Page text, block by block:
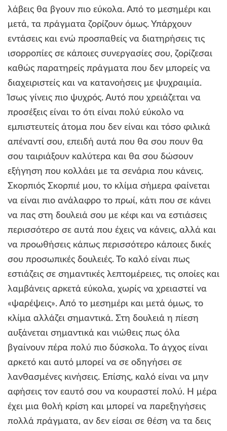
λάβεις θα βγουν πιο εύκολα. Από το μεσημέρι και
μετά, τα πράγματα ζορίζουν όμως. Υπάρχουν
εντάσεις και ενώ προσπαθείς να διατηρήσεις τις
ισορροπίες σε κάποιες συνεργασίες σου, ζορίζεσαι
καθώς παρατηρείς πράγματα που δεν μπορείς να
διαχειριστείς και να κατανοήσεις με ψυχραιμία.
Ίσως γίνεις πιο ψυχρός. Αυτό που χρειάζεται να
προσέξεις είναι το ότι είναι πολύ εύκολο να
εμπιστευτείς άτομα που δεν είναι και τόσο φιλικά
απέναντί σου, επειδή αυτά που θα σου πουν θα
σου ταιριάξουν καλύτερα και θα σου δώσουν
εξήγηση που κολλάει με τα σενάρια που κάνεις.
Σκορπιός Σκορπιέ μου, το κλίμα σήμερα φαίνεται
να είναι πιο ανάλαφρο το πρωί, κάτι που σε κάνει
να πας στη δουλειά σου με κέφι και να εστιάσεις
περισσότερο σε αυτά που έχεις να κάνεις, αλλά και
να προωθήσεις κάπως περισσότερο κάποιες δικές
σου προσωπικές δουλειές. Το καλό είναι πως
εστιάζεις σε σημαντικές λεπτομέρειες, τις οποίες και
λαμβάνεις αρκετά εύκολα, χωρίς να χρειαστεί να
«ψαρέψεις». Από το μεσημέρι και μετά όμως, το
κλίμα αλλάζει σημαντικά. Στη δουλειά η πίεση
αυξάνεται σημαντικά και νιώθεις πως όλα
βγαίνουν πέρα πολύ πιο δύσκολα. Το άγχος είναι
αρκετό και αυτό μπορεί να σε οδηγήσει σε
λανθασμένες κινήσεις. Επίσης, καλό είναι να μην
αφήσεις τον εαυτό σου να κουραστεί πολύ. Η μέρα
έχει μια θολή κρίση και μπορεί να παρεξηγήσεις
πολλά πράγματα, αν δεν είσαι σε θέση να τα δεις